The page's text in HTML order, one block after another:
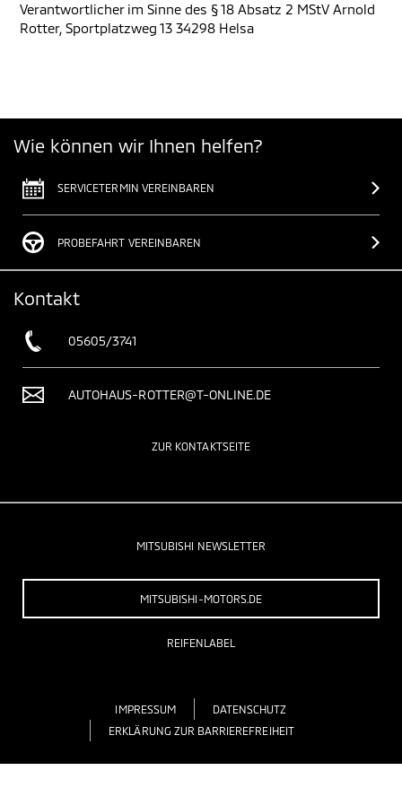
Verantwortlicher im Sinne des § 18 Absatz 2 MStV Arnold
Rotter, Sportplatzweg 13 34298 Helsa
Wie können wir Ihnen helfen?
SERVICETERMIN VEREINBAREN
PROBEFAHRT VEREINBAREN
Kontakt
05605/3741
AUTOHAUS-ROTTER@T-ONLINE.DE
ZUR KONTAKTSEITE
MITSUBISHI NEWSLETTER
MITSUBISHI-MOTORS.DE
REIFENLABEL
IMPRESSUM
DATENSCHUTZ
ERKLÄRUNG ZUR BARRIEREFREIHEIT